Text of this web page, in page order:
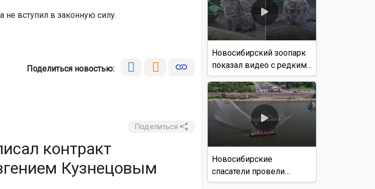
не вступил в законную силу.
Поделиться новостью:
Поделиться
контракт
Кузнецовым
Новосибирский зоопарк
показал видео с редким
виверровым котом
Новосибирские
спасатели провели
учения на реке Обь